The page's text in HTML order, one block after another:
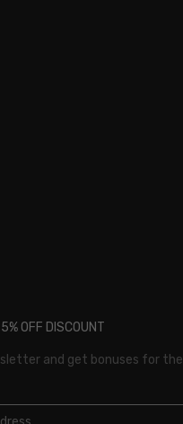
OFF DISCOUNT
and get bonuses for